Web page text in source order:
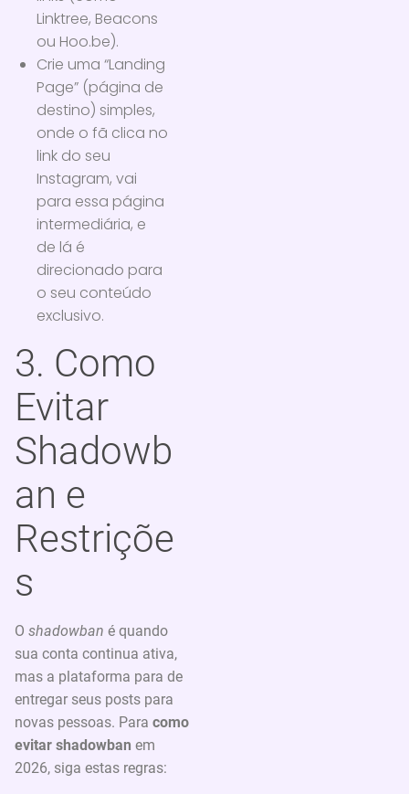
Linktree, Beacons
ou Hoo.be).
Crie uma “Landing
Page” (página de
destino) simples,
onde o fã clica no
link do seu
Instagram, vai
para essa página
intermediária, e
de lá é
direcionado para
o seu conteúdo
exclusivo.
3. Como
Evitar
Shadowb
an e
Restriçõe
s
O shadowban é quando
sua conta continua ativa,
mas a plataforma para de
entregar seus posts para
novas pessoas. Para como
evitar shadowban em
2026, siga estas regras: